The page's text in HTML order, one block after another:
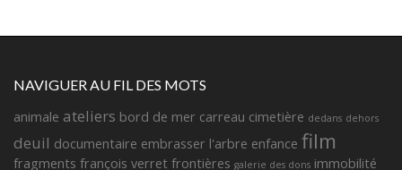
NAVIGUER AU FIL DES MOTS
animale ateliers bord de mer carreau cimetière dedans dehors
deuil documentaire embrasser l'arbre enfance film
fragments françois verret frontières galerie des dons immobilité